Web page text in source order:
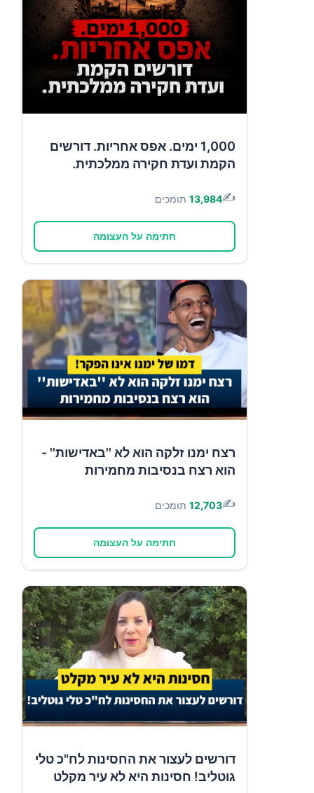
1,000 ימים. אפס אחריות. דורשים
הקמת ועדת חקירה ממלכתית.
✍️
13,984 תומכים
חתימה על העצומה
רצח ימנו זלקה הוא לא ''באדישות'' -
הוא רצח בנסיבות מחמירות
✍️
12,703 תומכים
חתימה על העצומה
דורשים לעצור את החסינות לח"כ טלי
גוטליב! חסינות היא לא עיר מקלט